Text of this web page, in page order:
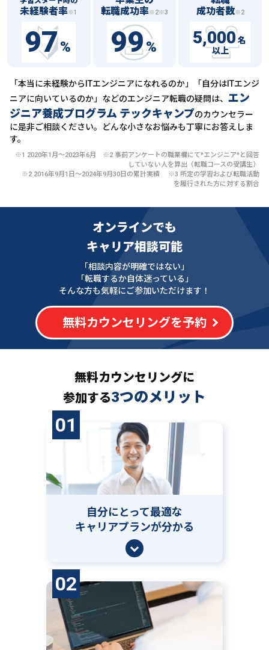
未経験者率※1
97%
転職成功率※2※3
99%
成功者数※2
5,000 名
以上
「本当に未経験からITエンジニアになれるのか」「自分はITエンジ
ニアに向いているのか」などのエンジニア転職の疑問は、 エン
ジニア養成プログラム テックキャンプのカウンセラー
に是非ご相談ください。どんな小さなお悩みも丁寧にお答えしま
す。
※1 2020年1月〜2023年6月 ※2 事前アンケートの職業欄にて*エンジニア*と回答
していない人を算出（転職コースの受講生）
※2 2016年9月1日〜2024年9月30日の累計実績 ※3 所定の学習および転職活動
を履行された方に対する割合
オンラインでも
キャリア相談可能
「相談内容が明確ではない」
「転職するか自体迷っている」
そんな方も気軽にご参加いただけます！
無料カウンセリングを予約
無料カウンセリングに
参加する3つのメリット
01
自分にとって最適な
キャリアプランが分かる
02